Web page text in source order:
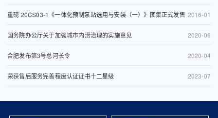
2016-01
重磅 20CS03-1《一体化预制泵站选用与安装（一）》图集正式发售
2020-06
国务院办公厅关于加强城市内涝治理的实施意见
2020-04
合肥发布第3号总河长令
2023-07
荣获售后服务完善程度认证证书十二星级